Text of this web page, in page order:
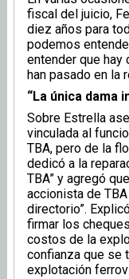
fiscal del juicio,
diez años para
podemos
entender que hay
han pasado en la
“La única dama
Sobre Estrella
vinculada al
TBA, pero de la
dedicó a la
TBA” y agregó
accionista de
directorio”.
firmar los
costos de la
confianza que se
explotación